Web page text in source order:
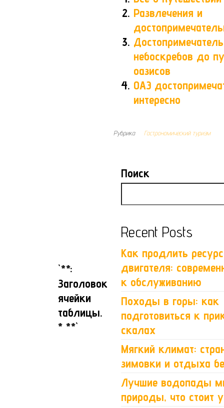
`**:
Заголовок
ячейки
таблицы.
* **`
Развлечения и
небоскребов до
оазисов
ОАЭ
интересно
Рубрика Гастрономический туризм
Поиск
Recent Posts
Как продлить
двигателя:
к обслуживанию
Походы в горы: как
подготовиться к
скалах
Мягкий климат:
зимовки и отдыха
Лучшие водопады
природы, что стоит